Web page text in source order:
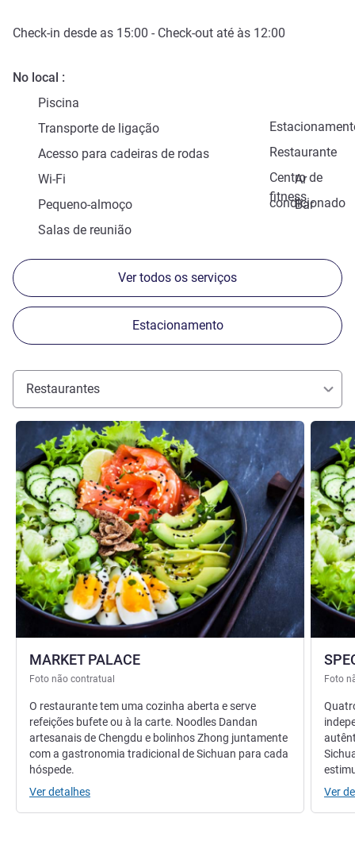
Check-in desde as 15:00 - Check-out até às 12:00
No local
Piscina
Transporte de ligação
Restaurante
Acesso para cadeiras de rodas
Centro de
fitness
Wi-Fi
Ar
condicionado
Pequeno-almoço
Bar
Salas de reunião
Ver todos os serviços
Estacionamento
Restaurantes
MARKET PALACE
Foto não contratual
Ver detalhes
O restaurante tem uma cozinha aberta e serve
refeições bufete ou à la carte. Noodles Dandan
artesanais de Chengdu e bolinhos Zhong juntamente
com a gastronomia tradicional de Sichuan para cada
hóspede.
Ver detalhes
Foto
Ver
Ver